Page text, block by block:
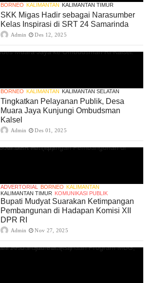
BORNEO KALIMANTAN KALIMANTAN TIMUR
SKK Migas Hadir sebagai Narasumber
Kelas Inspirasi di SRT 24 Samarinda
Admin Des 12, 2025
BORNEO KALIMANTAN KALIMANTAN SELATAN
Tingkatkan Pelayanan Publik, Desa
Muara Jaya Kunjungi Ombudsman
Kalsel
Admin Des 01, 2025
ADVERTORIAL BORNEO KALIMANTAN
KALIMANTAN TIMUR KOMUNIKASI PUBLIK
Bupati Mudyat Suarakan Ketimpangan
Pembangunan di Hadapan Komisi XII
DPR RI
Admin Nov 27, 2025